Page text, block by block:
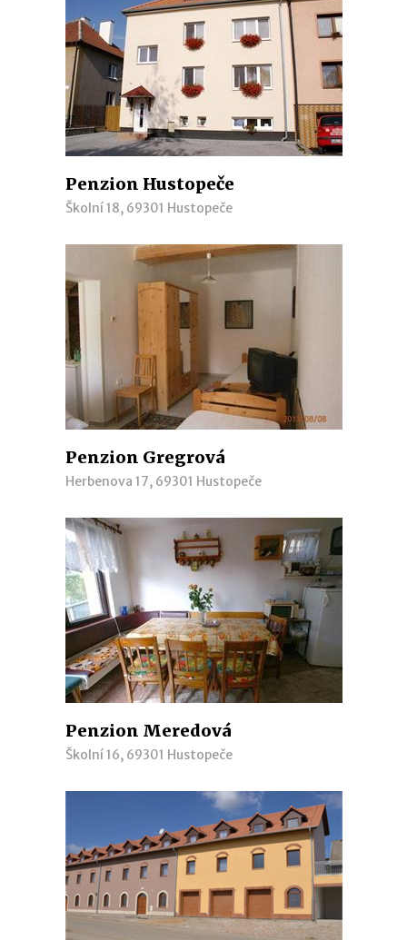
Penzion Hustopeče
Školní 18, 69301 Hustopeče
Penzion Gregrová
Herbenova 17, 69301 Hustopeče
Penzion Meredová
Školní 16, 69301 Hustopeče